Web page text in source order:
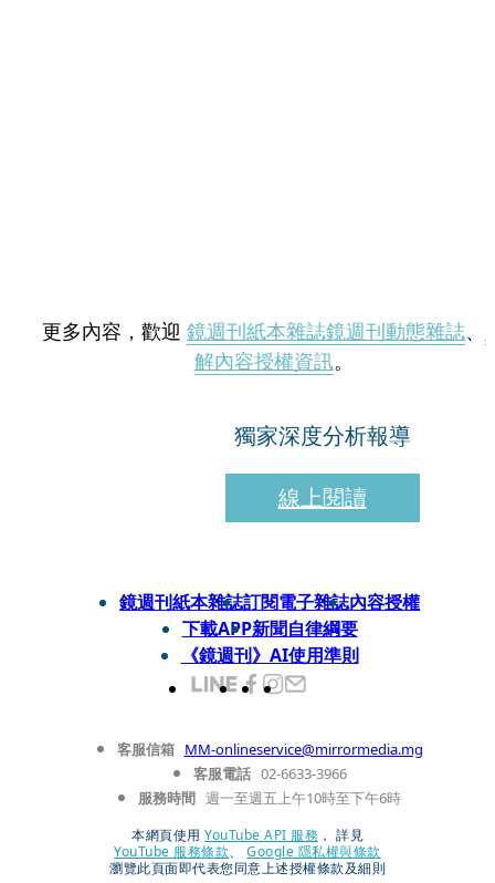
更多內容，歡迎 鏡週刊紙本雜誌鏡週刊動態雜誌、
解內容授權資訊。
獨家深度分析報導
線上閱讀
鏡週刊紙本雜誌訂閱電子雜誌內容授權
下載APP新聞自律綱要
《鏡週刊》AI使用準則
客服信箱 MM-onlineservice@mirrormedia.mg
客服電話 02-6633-3966
服務時間 週一至週五上午10時至下午6時
本網頁使用 YouTube API 服務 ， 詳見
YouTube 服務條款、
Google 隱私權與條款
瀏覽此頁面即代表您同意上述授權條款及細則